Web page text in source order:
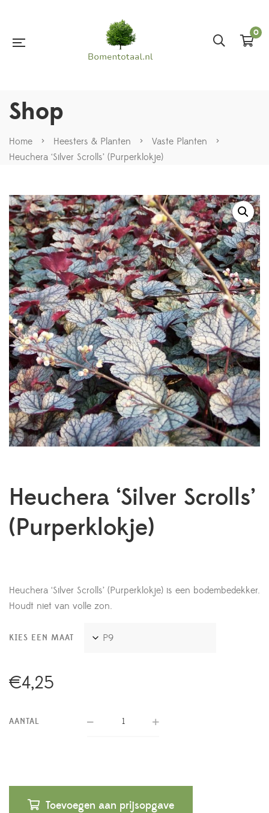
0
Shop
Home > Heesters & Planten > Vaste Planten
>
Heuchera ‘Silver Scrolls’ (Purperklokje)
Heuchera ‘Silver Scrolls’
(Purperklokje)
Heuchera ‘Silver Scrolls’ (Purperklokje) is een bodembedekker.
Houdt niet van volle zon.
KIES EEN MAAT
€4,25
AANTAL
Toevoegen aan prijsopgave